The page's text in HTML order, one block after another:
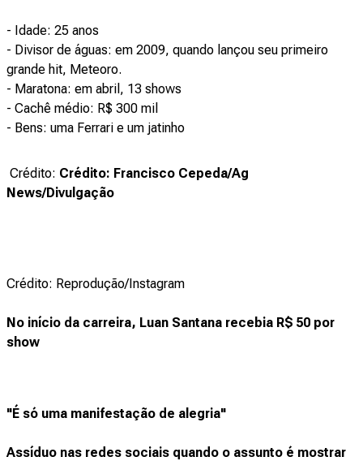
- Idade: 25 anos
- Divisor de águas: em 2009, quando lançou seu primeiro
grande hit, Meteoro.
- Maratona: em abril, 13 shows
- Cachê médio: R$ 300 mil
- Bens: uma Ferrari e um jatinho
Crédito: Crédito: Francisco Cepeda/Ag
News/Divulgação
Crédito: Reprodução/Instagram
No início da carreira, Luan Santana recebia R$ 50 por
show
"É só uma manifestação de alegria"
Assíduo nas redes sociais quando o assunto é mostrar